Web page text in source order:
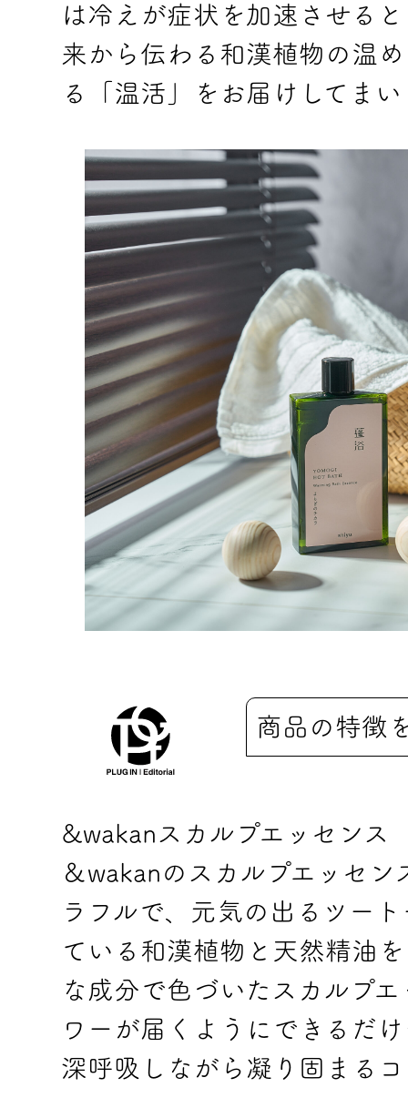
は冷えが症状を加速させる
来から伝わる和漢植物の温
る「温活」をお届けしてまい
商品の特徴
&wakanスカルプエッセンス
＆wakanのスカルプエッセ
ラフルで、元気の出るツー
ている和漢植物と天然精油
な成分で色づいたスカルプ
ワーが届くようにできるだ
深呼吸しながら凝り固まる